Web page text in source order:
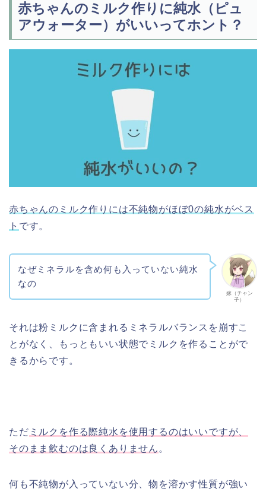
赤ちゃんのミルク作りに純水（ピュ
アウォーター）がいいってホント？
赤ちゃんのミルク作りには不純物がほぼ0の純水がベス
ト です。
嫁（チャン
子）
なぜミネラルを含め何も入っていない純水
なの
それは粉ミルクに含まれるミネラルバランスを崩すこ
とがなく、もっともいい状態でミルクを作ることがで
きるからです。
ただ ミルクを作る際純水を使用するのはいいですが、
そのまま飲むのは良くありません 。
何も不純物が入っていない分、物を溶かす性質が強い